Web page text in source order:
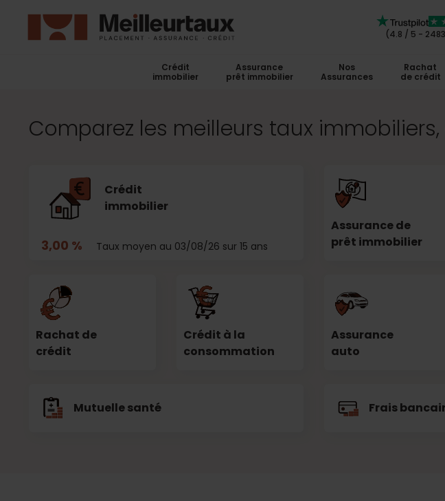
(4.8 / 5 -
Crédit
immobilier
Assurance
prêt immobilier
Nos
Assurances
Rachat
de crédit
Comparez les meilleurs taux
Crédit
immobilier
3,00 % Taux moyen au 03/08/26 sur 15 ans
Assurance de
prêt immobilier
Rachat de
crédit
Crédit à la
consommation
Assurance
auto
Mutuelle santé Frais